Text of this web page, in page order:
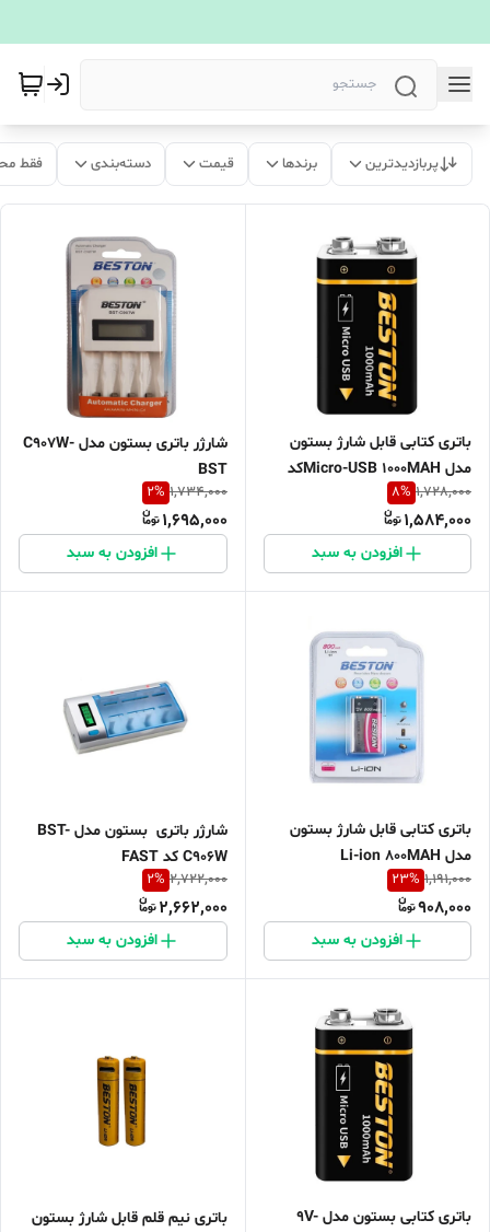
پربازدیدترین برندها قیمت دسته‌بندی فقط
باتری کتابی قابل شارژ بستون
مدل Micro-USB 1000MAHکد
LION
1,728,000
8%
1,584,000
افزودن به سبد
شارژر باتری بستون مدل C907W-
BST
1,734,000
2%
1,695,000
افزودن به سبد
باتری کتابی قابل شارژ بستون
مدل Li-ion 800MAH
1,191,000
23%
908,000
افزودن به سبد
شارژر باتری بستون مدل BST-
C906W کد FAST
2,722,000
2%
2,662,000
افزودن به سبد
باتری کتابی بستون مدل 9V-
باتری نیم قلم قابل شارژ بستون